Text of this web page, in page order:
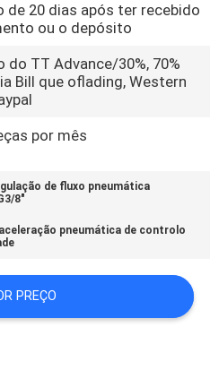
de 20 dias após ter recebido
ou o depósito
do TT Advance/30%, 70%
Bill que oflading, Western
por mês
de fluxo pneumática
8"
pneumática de controlo
PREÇO